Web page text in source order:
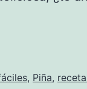
, Piña,